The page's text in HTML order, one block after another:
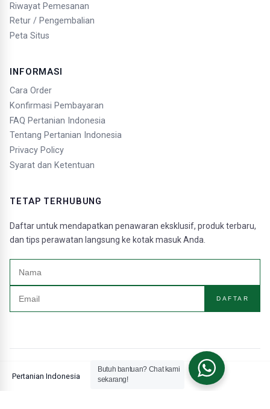
Riwayat Pemesanan
Retur / Pengembalian
Peta Situs
INFORMASI
Cara Order
Konfirmasi Pembayaran
FAQ Pertanian Indonesia
Tentang Pertanian Indonesia
Privacy Policy
Syarat dan Ketentuan
TETAP TERHUBUNG
Daftar untuk mendapatkan penawaran eksklusif, produk terbaru,
dan tips perawatan langsung ke kotak masuk Anda.
DAFTAR
Pertanian Indonesia
Butuh bantuan? Chat kami
sekarang!